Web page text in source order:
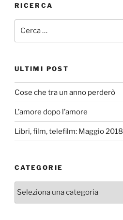
RICERCA
ULTIMI POST
Cose che tra un anno perderò
L’amore dopo l’amore
Libri, film, telefilm: Maggio 2018
CATEGORIE
Categorie